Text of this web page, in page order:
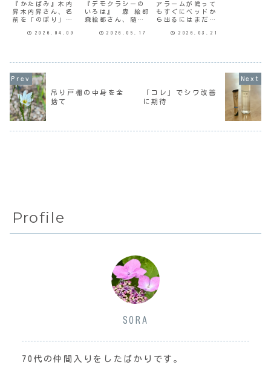
命に生きる
人々
『かたばみ』木内
昇木内昇さん、名
前を「のぼり」と
いたけど、女性と
ーバイアスだね。
失礼しました。内
容紹介西東京の小
金井で教師生活を
始めた悌子は、幼
馴染みで早稲
田...
2026.04.09
し付けられた
民主主義
『デモクラシーの
いろは』 森 絵都
森絵都さん、随分
去に何作か読んで
は覚えてないんだ
けど、「キラキラ
光って宝物のよう
2026.05.17
いやら…
アラームが鳴って
もすぐにベッドか
ら出るにはまだち
のままほんわか布
同居次男は今日も
仕事だ。前回、成
瀬シリーズの完結
2026.03.21
吊り戸棚の中身を全
捨て
「コレ」でシワ改善
に期待
Profile
SORA
70代の仲間入りをしたばかりです。